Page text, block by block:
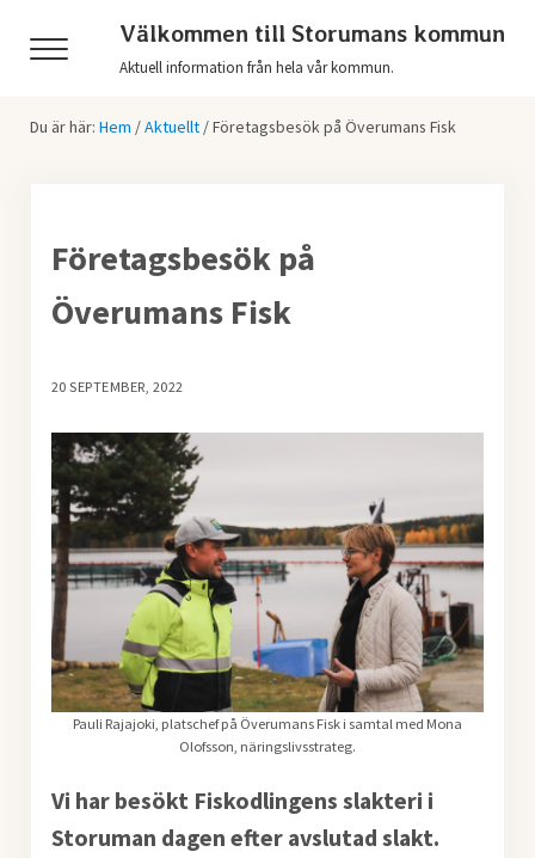
Menu
Välkommen till Storumans kommun
Aktuell information från hela vår kommun.
Du är här: Hem /Aktuellt /Företagsbesök på Överumans Fisk
Företagsbesök på
Överumans Fisk
20 SEPTEMBER, 2022
Pauli Rajajoki, platschef på Överumans Fisk i samtal med Mona
Olofsson, näringslivsstrateg.
Vi har besökt Fiskodlingens slakteri i
Storuman dagen efter avslutad slakt.